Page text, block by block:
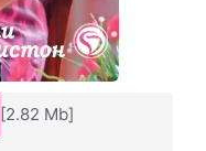
[2.82 Mb]